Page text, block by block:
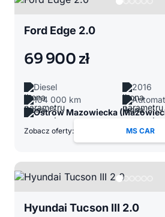
Ford Edge 2.0
69 900 zł
Diesel
2016
104 000 km
Ostrów Mazowiecka
Zobacz oferty: MS CAR
Hyundai Tucson III 2.0